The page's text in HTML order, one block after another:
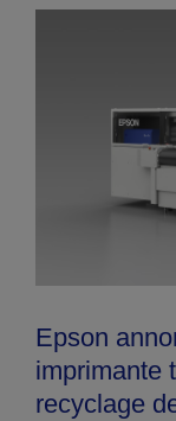
Epson
imprimante
recyclage